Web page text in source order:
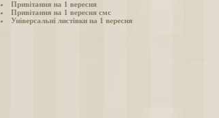
Привітання на 1 вересня
Привітання на 1 вересня смс
Універсальні листівки на 1 вересня